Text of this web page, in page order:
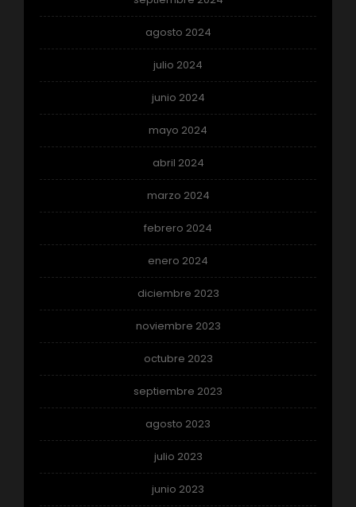
agosto 2024
julio 2024
junio 2024
mayo 2024
abril 2024
marzo 2024
febrero 2024
enero 2024
diciembre 2023
noviembre 2023
octubre 2023
septiembre 2023
agosto 2023
julio 2023
junio 2023